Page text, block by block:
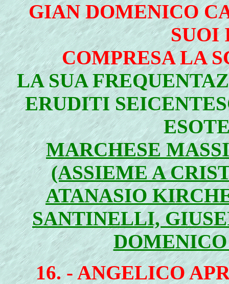
GIAN DOMENICO
SUOI
COMPRESA LA
LA SUA
ERUDITI
MARCHESE
(ASSIEME A
ATANASIO
SANTINELLI,
16. - ANGELICO